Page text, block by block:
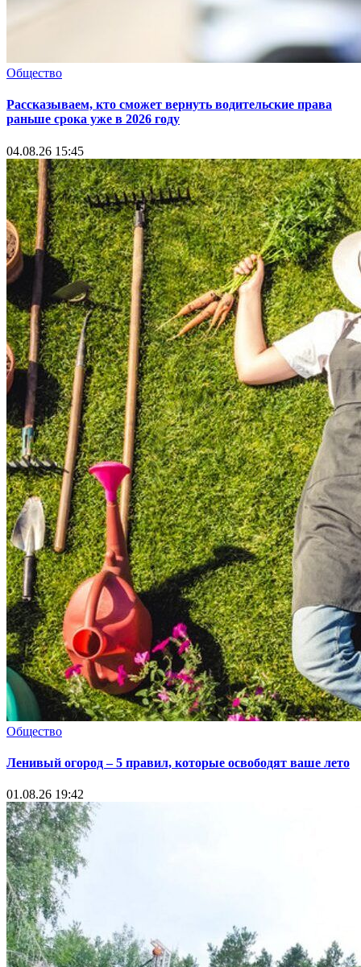
Общество
Рассказываем, кто сможет вернуть водительские права
раньше срока уже в 2026 году
04.08.26 15:45
Общество
Ленивый огород – 5 правил, которые освободят ваше лето
01.08.26 19:42